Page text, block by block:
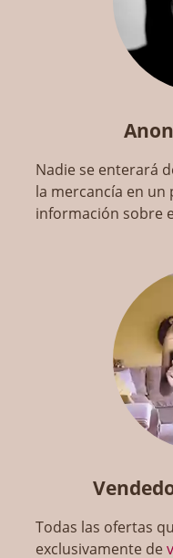
Nadie se enterará
la mercancía en un
información sobre
Todas las ofertas
exclusivamente de